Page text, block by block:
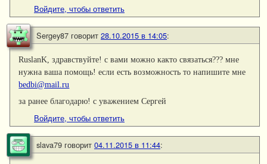
Войдите, чтобы ответить
Sergey87 говорит 28.10.2015 в 14:05:
RuslanK, здравствуйте! с вами можно както связаться??? мне
нужна ваша помощь! если есть возможность то напишите мне
bedbi@mail.ru
за ранее благодарю! с уважением Сергей
Войдите, чтобы ответить
slava79 говорит 04.11.2015 в 11:44: